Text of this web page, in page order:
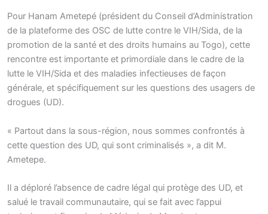
Pour Hanam Ametepé (président du Conseil d’Administration
de la plateforme des OSC de lutte contre le VIH/Sida, de la
promotion de la santé et des droits humains au Togo), cette
rencontre est importante et primordiale dans le cadre de la
lutte le VIH/Sida et des maladies infectieuses de façon
générale, et spécifiquement sur les questions des usagers de
drogues (UD).
« Partout dans la sous-région, nous sommes confrontés à
cette question des UD, qui sont criminalisés », a dit M.
Ametepe.
Il a déploré l’absence de cadre légal qui protège des UD, et
salué le travail communautaire, qui se fait avec l’appui